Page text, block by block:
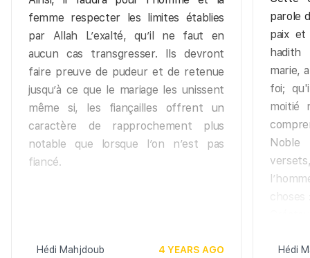
femme respecter les limites établies
par Allah L’exalté, qu’il ne faut en
aucun cas transgresser. Ils devront
faire preuve de pudeur et de retenue
jusqu’à ce que le mariage les unissent
même si, les fiançailles offrent un
caractère de rapprochement plus
notable que lorsque l’on n’est pas
fiancé.
Hédi Mahjdoub 4 YEARS AGO
parole
paix
marie,
foi;
moitié
Noble
ilHédi